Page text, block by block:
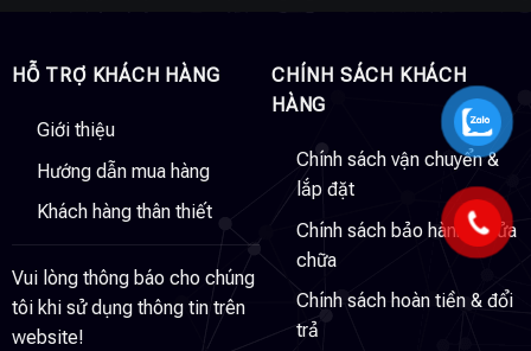
HỖ TRỢ KHÁCH HÀNG
Giới thiệu
Hướng dẫn mua hàng
Khách hàng thân thiết
Vui lòng thông báo cho chúng
tôi khi sử dụng thông tin trên
website!
CHÍNH SÁCH KHÁCH
HÀNG
Chính sách vận chuyển &
lắp đặt
Chính sách bảo hành & sửa
chữa
Chính sách hoàn tiền & đổi
trả